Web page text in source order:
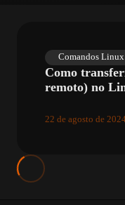
Comandos Linux
Como
remoto) no
22 de agosto de